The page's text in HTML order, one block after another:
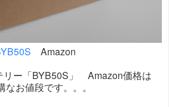
Amazon
リー「BYB50S」 Amazon価格は
お値段です。。。